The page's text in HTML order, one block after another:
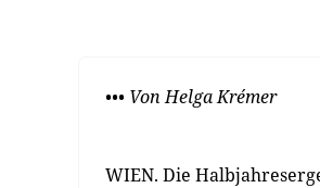
••• Von Helga Krémer
WIEN. Die